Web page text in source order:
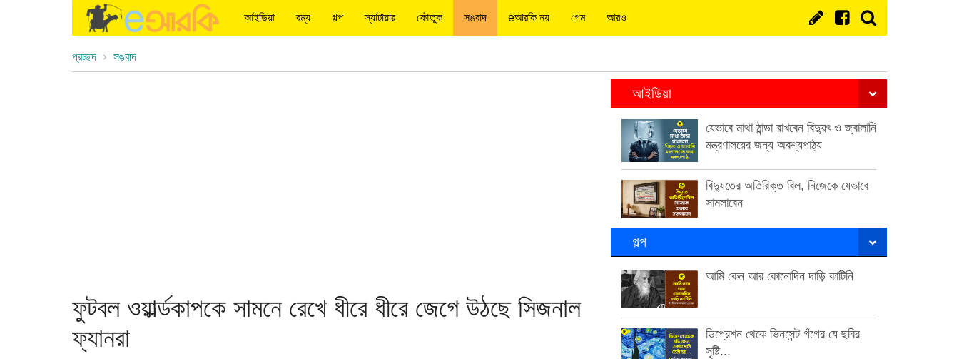
আইডিয়া রম্য গল্প স্যাটায়ার কৌতুক সঙবাদ eআরকি নয় গেম আরও
প্রচ্ছদ সঙবাদ
ফুটবল ওয়ার্ল্ডকাপকে সামনে রেখে ধীরে ধীরে জেগে উঠছে সিজনাল
ফ্যানরা
আইডিয়া
যেভাবে মাথা ঠান্ডা রাখবেন বিদ্যুৎ ও জ্বালানি
মন্ত্রণালয়ের জন্য অবশ্যপাঠ্য
বিদ্যুতের অতিরিক্ত বিল, নিজেকে যেভাবে
সামলাবেন
গল্প
আমি কেন আর কোনোদিন দাড়ি কাটিনি
ডিপ্রেশন থেকে ভিনসেন্ট গঁগের যে ছবির
সৃষ্টি...